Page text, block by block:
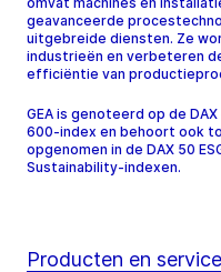
geavanceerde
uitgebreide diensten. Ze
industrieën en verbeteren
efficiëntie van
GEA is genoteerd op de
600-index en behoort ook
opgenomen in de DAX 50
Sustainability-indexen.
Producten en